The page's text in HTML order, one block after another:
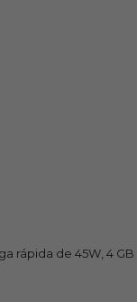
rápida de 45W, 4